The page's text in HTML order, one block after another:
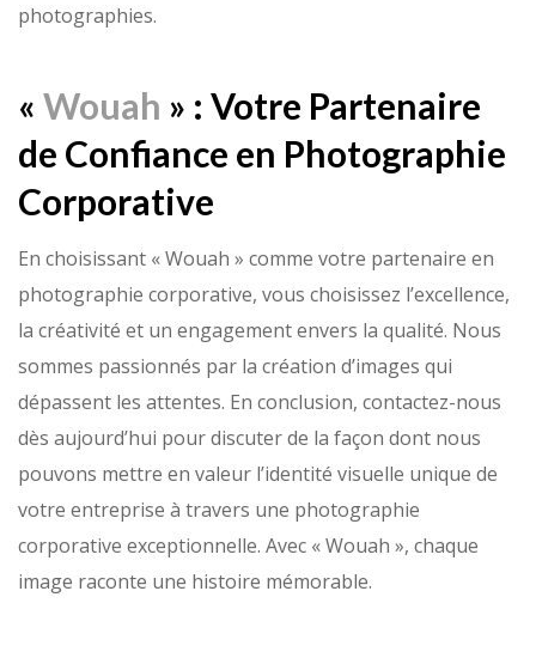
photographies.
« Wouah » : Votre Partenaire
de Confiance en Photographie
Corporative
En choisissant « Wouah » comme votre partenaire en
photographie corporative, vous choisissez l’excellence,
la créativité et un engagement envers la qualité. Nous
sommes passionnés par la création d’images qui
dépassent les attentes. En conclusion, contactez-nous
dès aujourd’hui pour discuter de la façon dont nous
pouvons mettre en valeur l’identité visuelle unique de
votre entreprise à travers une photographie
corporative exceptionnelle. Avec « Wouah », chaque
image raconte une histoire mémorable.